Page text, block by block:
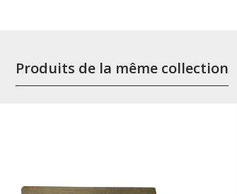
Produits de la même collection